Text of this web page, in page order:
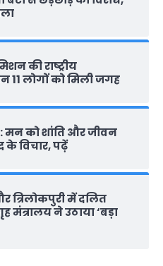
की राष्‍ट्रीय
11 लोगों को मिली जगह
मन को शांति और जीवन
के विचार, पढ़ें
त्रिलोकपुरी में दलित
मंत्रालय ने उठाया ‘बड़ा